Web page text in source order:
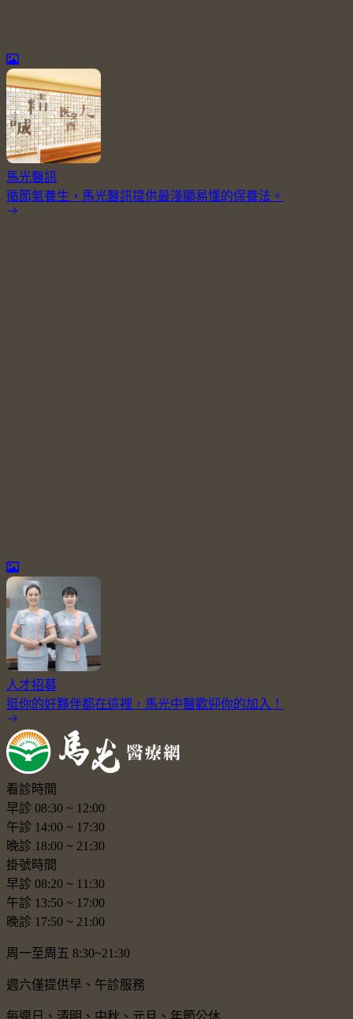
馬光醫訊
循節氣養生，馬光醫訊提供最淺顯易懂的保養法。
人才招募
挺你的好夥伴都在這裡，馬光中醫歡迎你的加入！
看診時間
早診 08:30 ~ 12:00
午診 14:00 ~ 17:30
晚診 18:00 ~ 21:30
掛號時間
早診 08:20 ~ 11:30
午診 13:50 ~ 17:00
晚診 17:50 ~ 21:00
周一至周五 8:30~21:30
週六僅提供早、午診服務
每週日、清明、中秋、元旦、年節公休